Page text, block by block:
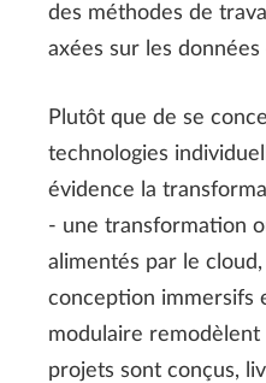
des méthodes de
axées sur les
Plutôt que de se
technologies
évidence la
- une transformation
alimentés par le
conception immersifs
modulaire remodèlent
projets sont conçus,